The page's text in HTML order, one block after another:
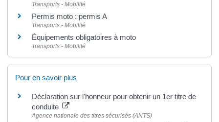
Transports - Mobilité
Permis moto : permis A
Transports - Mobilité
Équipements obligatoires à moto
Transports - Mobilité
Pour en savoir plus
Déclaration sur l'honneur pour obtenir un 1er titre de
conduite
Agence nationale des titres sécurisés (ANTS)